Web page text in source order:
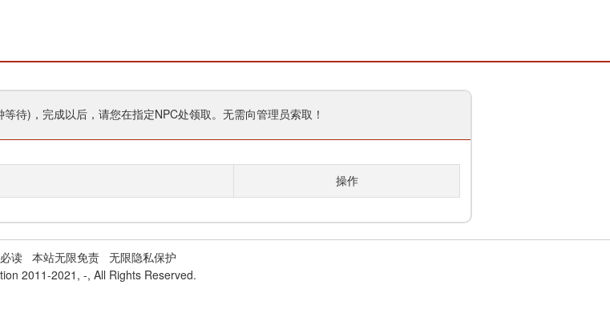
待)，完成以后，请您在指定NPC处领取。无需向管理员索取！
操作
读 本站无限免责 无限隐私保护
2011-2021, -, All Rights Reserved.